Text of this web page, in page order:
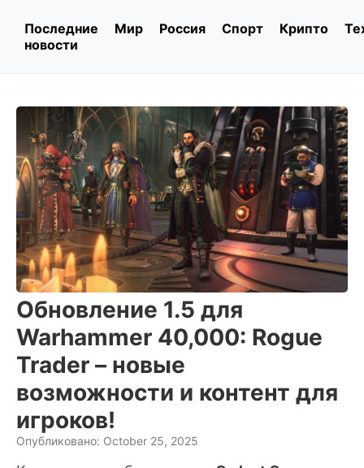
Последние
новости
Мир Россия Спорт Крипто
Обновление 1.5 для
Warhammer 40,000: Rogue
Trader – новые
возможности и контент для
игроков!
Опубликовано: October 25, 2025